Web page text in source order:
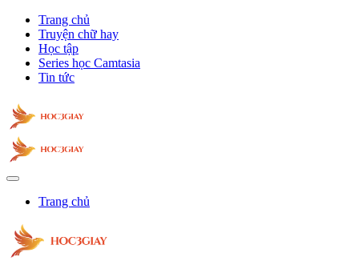
Trang chủ
Truyện chữ hay
Học tập
Series học Camtasia
Tin tức
Trang chủ